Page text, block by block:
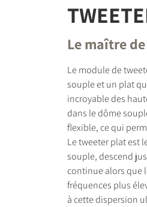
Le maître
Le module de
souple et un plat
incroyable des
dans le dôme
flexible, ce qui
Le tweeter plat est
souple, descend
continue alors que
fréquences plus
à cette dispersion